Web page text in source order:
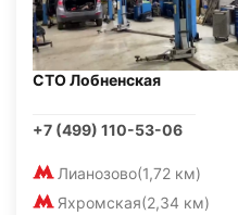
СТО Лобненская
+7 (499) 110-53-06
Лианозово(1,72 км)
Яхромская(2,34 км)